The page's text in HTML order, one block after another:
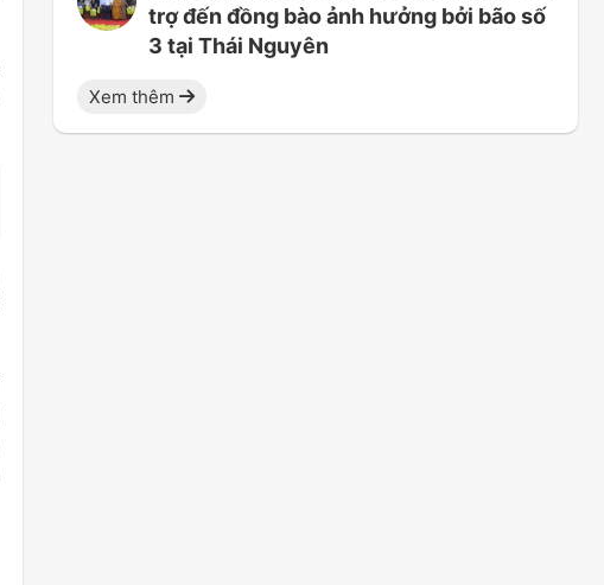
trợ đến đồng bào ảnh hưởng bởi bão số
3 tại Thái Nguyên
Xem thêm